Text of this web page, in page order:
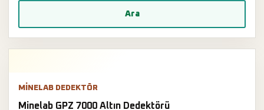
Ara
MINELAB DEDEKTÖR
Minelab GPZ 7000 Altın Dedektörü